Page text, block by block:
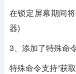
在锁定屏幕期间
器)
3、添加了特殊命
特殊命令支持“获